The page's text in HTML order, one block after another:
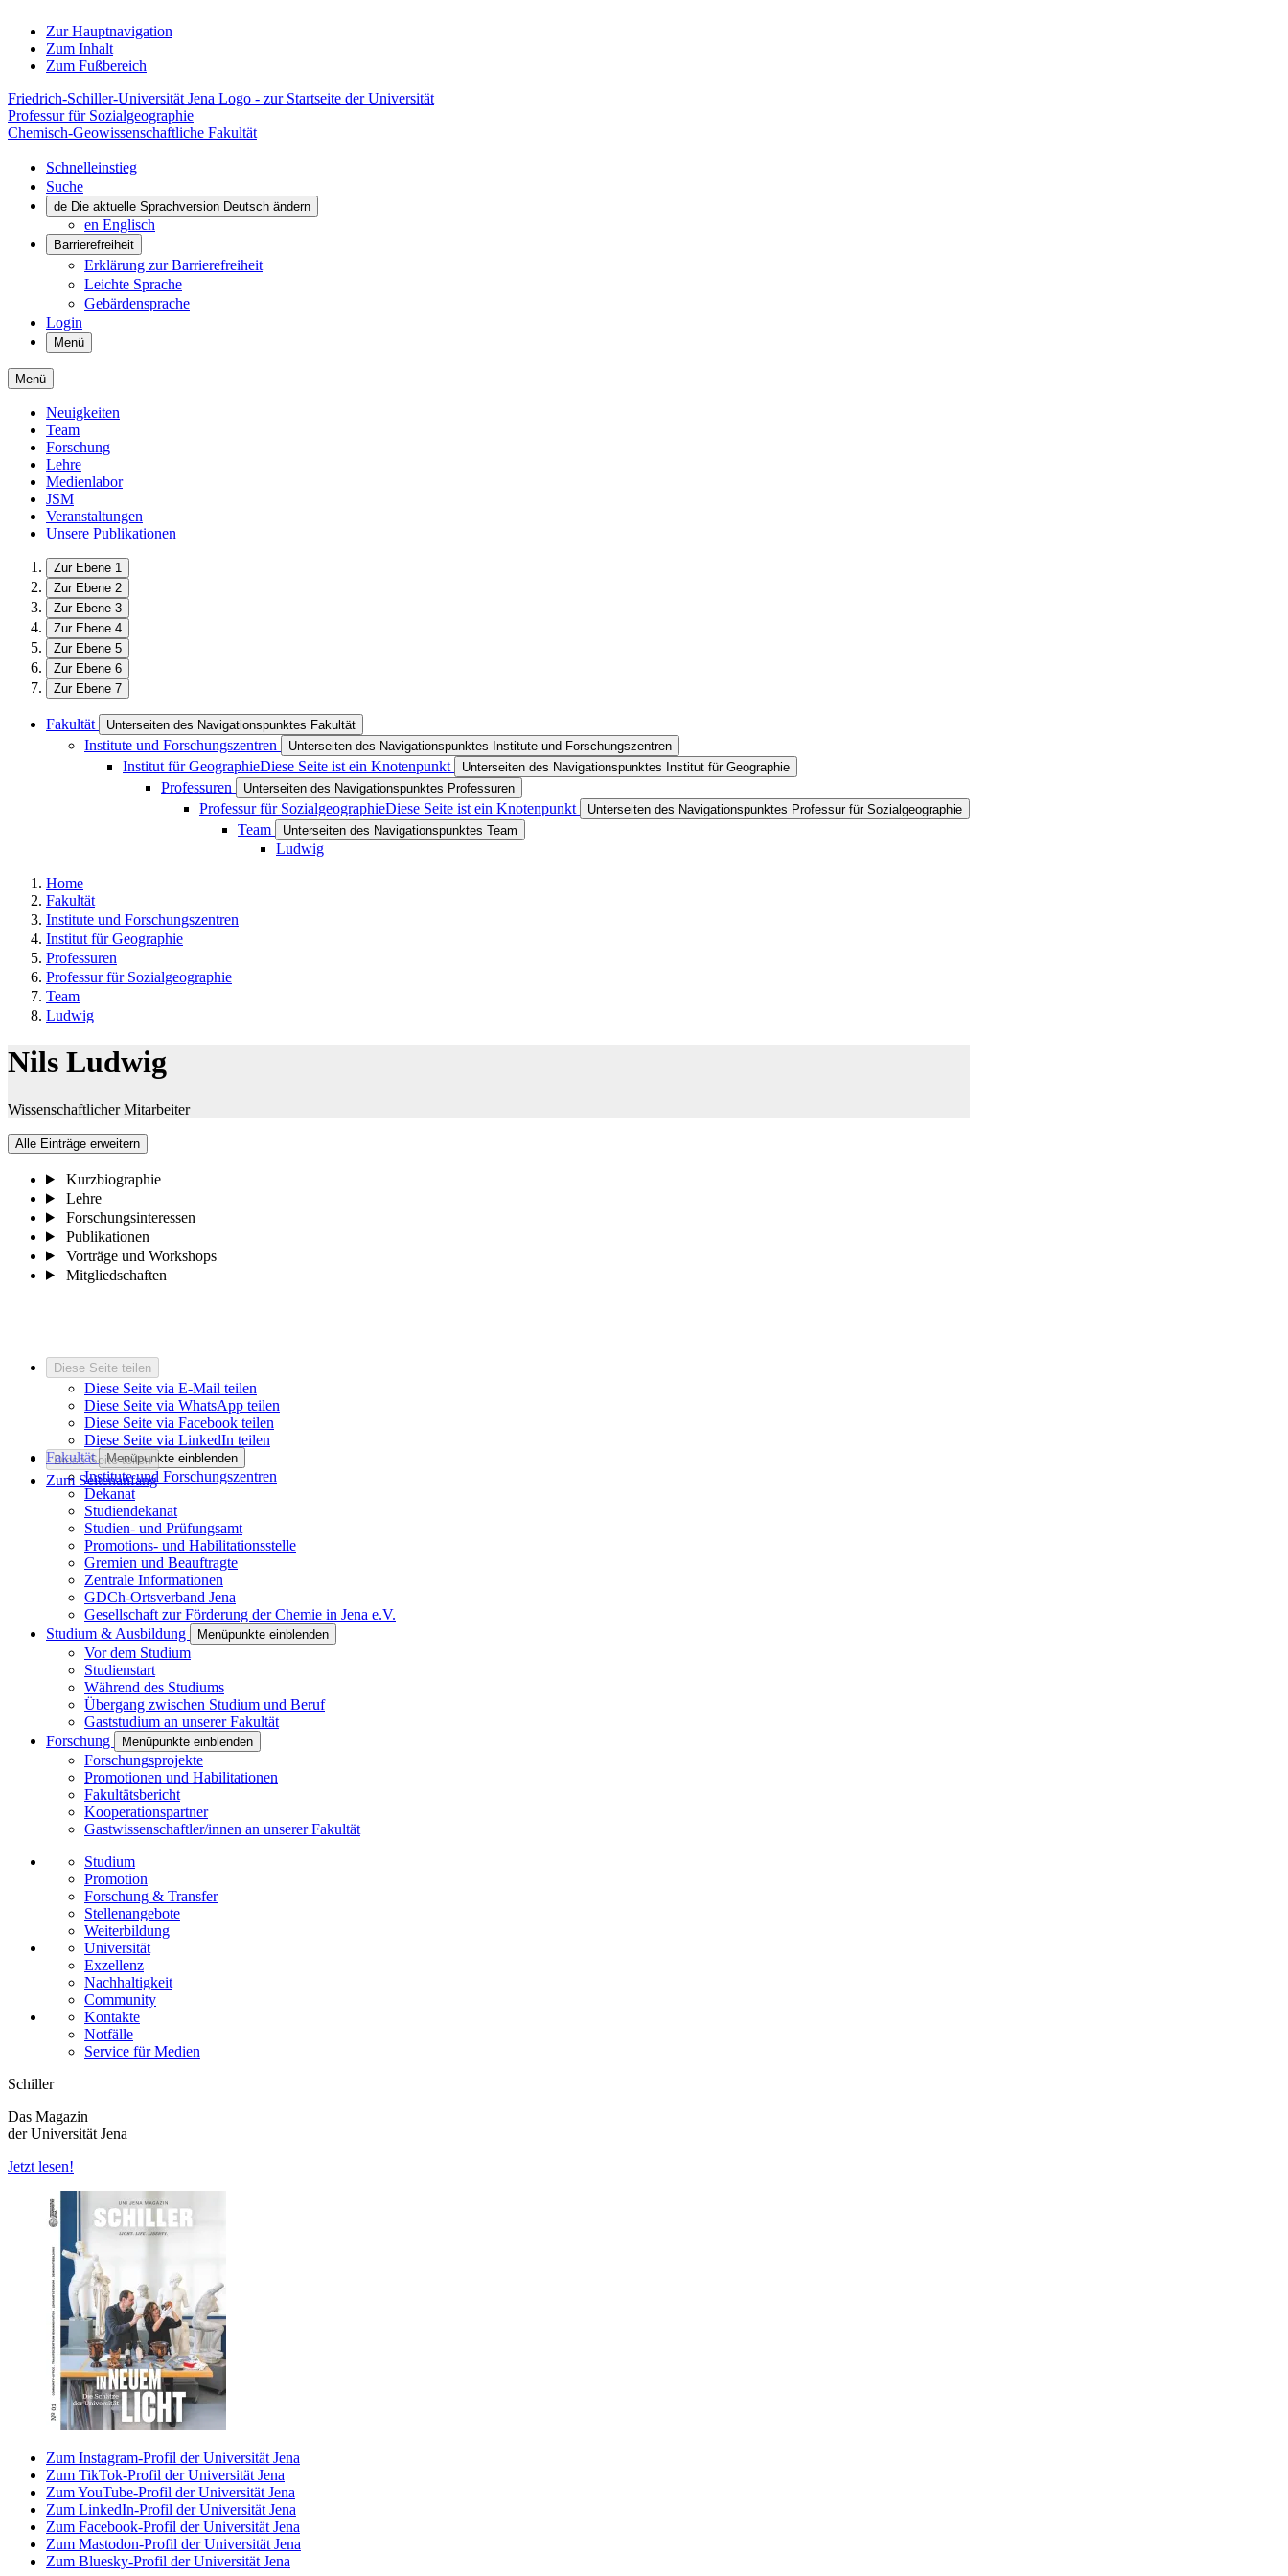
Zur Hauptnavigation
Zum Inhalt
Zum Fußbereich
Friedrich-Schiller-Universität Jena Logo - zur Startseite der Universität
Professur für Sozialgeographie
Chemisch-Geowissenschaftliche Fakultät
Schnelleinstieg
Suche
de Die aktuelle Sprachversion Deutsch ändern
en Englisch
Barrierefreiheit
Erklärung zur Barrierefreiheit
Leichte Sprache
Gebärdensprache
Login
Menü
Menü
Neuigkeiten
Team
Forschung
Lehre
Medienlabor
JSM
Veranstaltungen
Unsere Publikationen
Zur Ebene 1
Zur Ebene 2
Zur Ebene 3
Zur Ebene 4
Zur Ebene 5
Zur Ebene 6
Zur Ebene 7
Fakultät Unterseiten des Navigationspunktes Fakultät
Institute und Forschungszentren Unterseiten des Navigationspunktes Institute und Forschungszentren
Institut für GeographieDiese Seite ist ein Knotenpunkt Unterseiten des Navigationspunktes Institut für Geographie
Professuren Unterseiten des Navigationspunktes Professuren
Professur für SozialgeographieDiese Seite ist ein Knotenpunkt Unterseiten des Navigationspunktes Professur für Sozialgeographie
Team Unterseiten des Navigationspunktes Team
Ludwig
Home
Fakultät
Institute und Forschungszentren
Institut für Geographie
Professuren
Professur für Sozialgeographie
Team
Ludwig
Nils Ludwig
Wissenschaftlicher Mitarbeiter
Alle Einträge erweitern
Kurzbiographie
Lehre
Forschungsinteressen
Publikationen
Vorträge und Workshops
Mitgliedschaften
Diese Seite teilen
Diese Seite via E-Mail teilen
Diese Seite via WhatsApp teilen
Diese Seite via Facebook teilen
Diese Seite via LinkedIn teilen
Diese Seite teilen
Zum Seitenanfang
Fakultät Menüpunkte einblenden
Institute und Forschungszentren
Dekanat
Studiendekanat
Studien- und Prüfungsamt
Promotions- und Habilitationsstelle
Gremien und Beauftragte
Zentrale Informationen
GDCh-Ortsverband Jena
Gesellschaft zur Förderung der Chemie in Jena e.V.
Studium & Ausbildung
Menüpunkte einblenden
Vor dem Studium
Studienstart
Während des Studiums
Übergang zwischen Studium und Beruf
Gaststudium an unserer Fakultät
Forschung
Menüpunkte einblenden
Forschungsprojekte
Promotionen und Habilitationen
Fakultätsbericht
Kooperationspartner
Gastwissenschaftler/innen an unserer Fakultät
Studium
Promotion
Forschung & Transfer
Stellenangebote
Weiterbildung
Universität
Exzellenz
Nachhaltigkeit
Community
Kontakte
Notfälle
Service für Medien
Schiller
Das Magazin
der Universität Jena
Jetzt lesen!
Zum Instagram-Profil der Universität Jena
Zum TikTok-Profil der Universität Jena
Zum YouTube-Profil der Universität Jena
Zum LinkedIn-Profil der Universität Jena
Zum Facebook-Profil der Universität Jena
Zum Mastodon-Profil der Universität Jena
Zum Bluesky-Profil der Universität Jena